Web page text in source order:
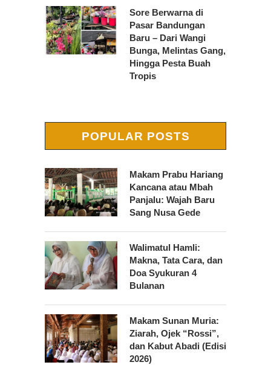
Sore Berwarna di
Pasar Bandungan
Baru – Dari Wangi
Bunga, Melintas Gang,
Hingga Pesta Buah
Tropis
POPULAR POSTS
Makam Prabu Hariang
Kancana atau Mbah
Panjalu: Wajah Baru
Sang Nusa Gede
Walimatul Hamli:
Makna, Tata Cara, dan
Doa Syukuran 4
Bulanan
Makam Sunan Muria:
Ziarah, Ojek “Rossi”,
dan Kabut Abadi (Edisi
2026)